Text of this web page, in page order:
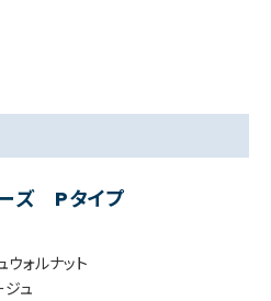
ズ Pタイプ
ウォルナット
ジュ